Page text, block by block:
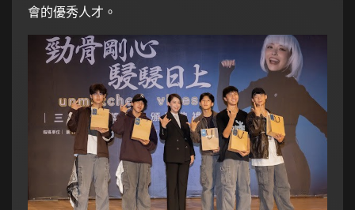
會的優秀人才。